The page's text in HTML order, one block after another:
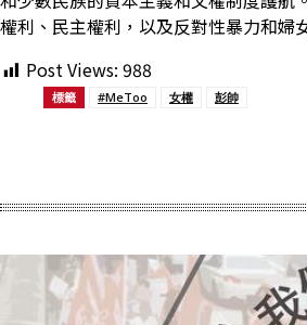
權利、民主權利，以及反對性暴力和婦
Post Views: 988
標籤 #MeToo 女權 彭帥